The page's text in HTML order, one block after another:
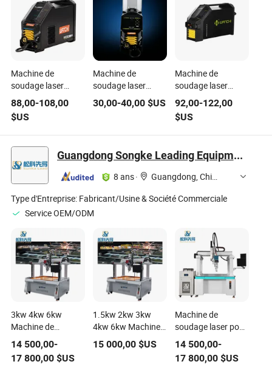
Machine de
soudage laser
métallique portable
avancée
professionnelle
avec affichage
numérique durable,
haute performance,
soudage à l'arc,
MIG, TIG et point
88,00-108,00
$US
Machine de
soudage laser
numérique à
affichage, machine
portable standard
machine de
soudage laser
métallique
30,00-40,00$US
Machine de
soudage laser
haute précision
pour une
fabrication
métallique durable
92,00-122,00
$US
Guangdong Songke Leading Equipment Co., Ltd.
8 ans·
Guangdong, China
Type d'Entreprise: Fabricant/Usine & Société Commerciale
Service OEM/ODM
3kw 4kw 6kw
Machine de
soudage laser de
batterie, soudeur
laser à portique
14 500,00-
17 800,00 $US
1.5kw 2kw 3kw
4kw 6kw Machine
de soudage au
laser pour pack de
15 000,00$US
Machine de
soudage laser pour
batterie au lithium
14 500,00-
17 800,00$US